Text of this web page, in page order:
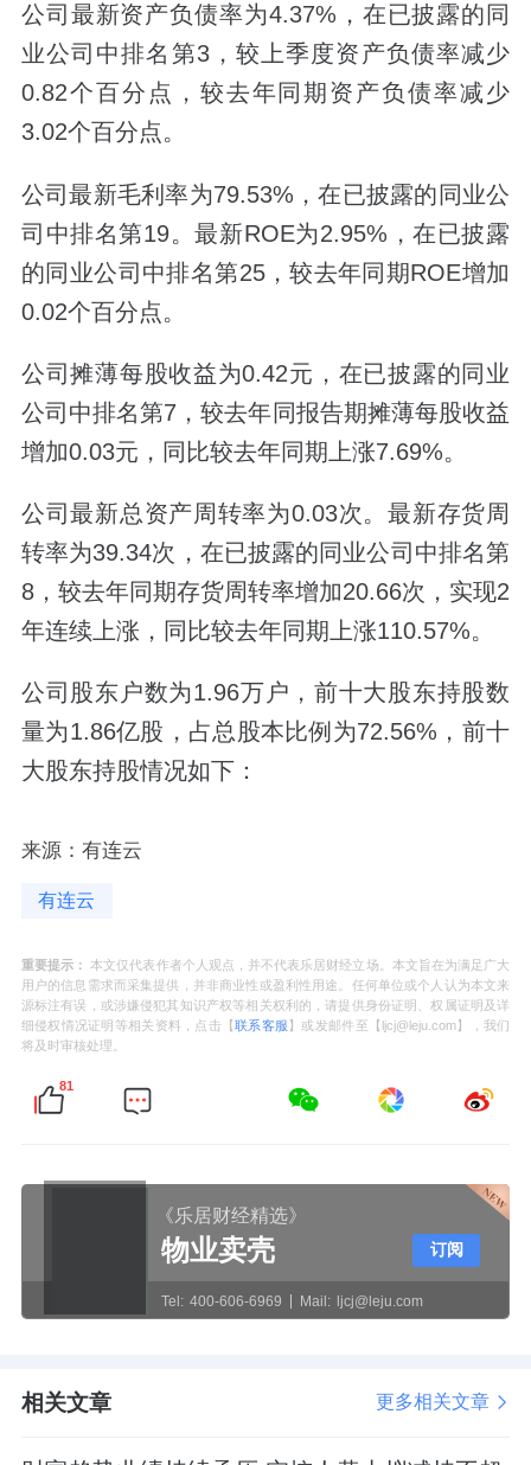
公司最新资产负债率为4.37%，在已披露的同
业公司中排名第3，较上季度资产负债率减少
0.82个百分点，较去年同期资产负债率减少
3.02个百分点。
公司最新毛利率为79.53%，在已披露的同业公
司中排名第19。最新ROE为2.95%，在已披露
的同业公司中排名第25，较去年同期ROE增加
0.02个百分点。
公司摊薄每股收益为0.42元，在已披露的同业
公司中排名第7，较去年同报告期摊薄每股收益
增加0.03元，同比较去年同期上涨7.69%。
公司最新总资产周转率为0.03次。最新存货周
转率为39.34次，在已披露的同业公司中排名第
8，较去年同期存货周转率增加20.66次，实现2
年连续上涨，同比较去年同期上涨110.57%。
公司股东户数为1.96万户，前十大股东持股数
量为1.86亿股，占总股本比例为72.56%，前十
大股东持股情况如下：
来源：有连云
有连云
重要提示： 本文仅代表作者个人观点，并不代表乐居财经立场。本文旨在为满足广大
用户的信息需求而采集提供，并非商业性或盈利性用途。任何单位或个人认为本文来
源标注有误，或涉嫌侵犯其知识产权等相关权利的，请提供身份证明、权属证明及详
细侵权情况证明等相关资料，点击【联系客服 】或发邮件至【ljcj@leju.com】，我们
将及时审核处理。
81
《乐居财经精选》
物业卖壳
Tel: 400-606-6969 Mail: ljcj@leju.com
订阅
相关文章 更多相关文章